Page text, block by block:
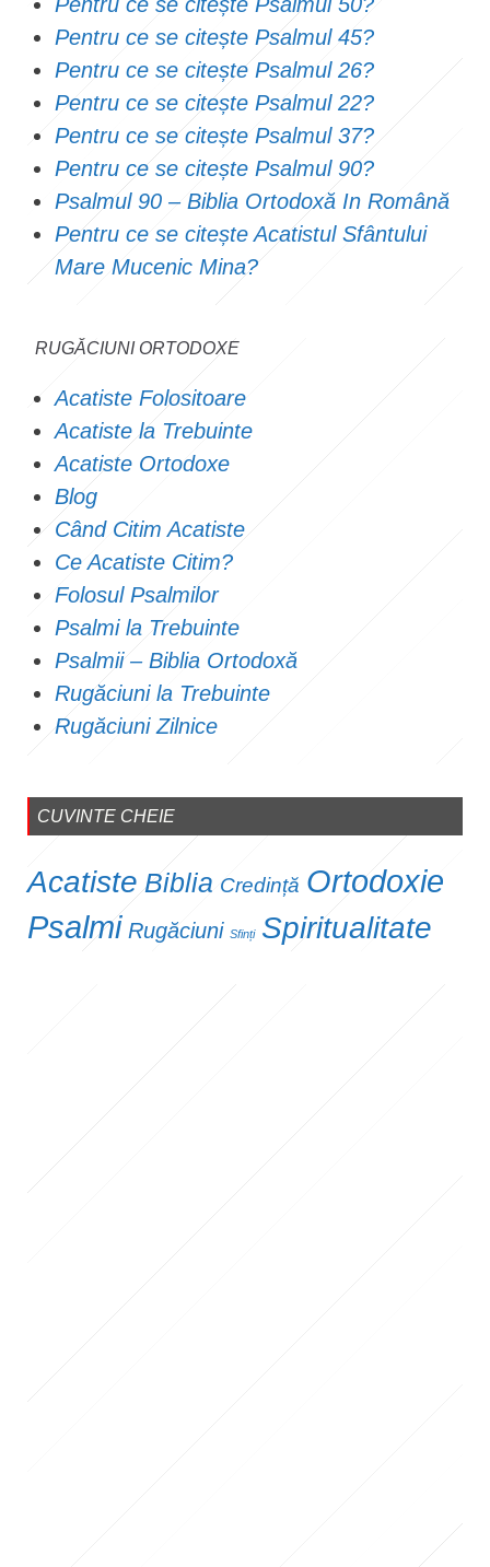
Pentru ce se citește Psalmul 45?
Pentru ce se citește Psalmul 26?
Pentru ce se citește Psalmul 22?
Pentru ce se citește Psalmul 37?
Pentru ce se citește Psalmul 90?
Psalmul 90 – Biblia Ortodoxă In Română
Pentru ce se citește Acatistul Sfântului
Mare Mucenic Mina?
RUGĂCIUNI ORTODOXE
Acatiste Folositoare
Acatiste la Trebuinte
Acatiste Ortodoxe
Blog
Când Citim Acatiste
Ce Acatiste Citim?
Folosul Psalmilor
Psalmi la Trebuinte
Psalmii – Biblia Ortodoxă
Rugăciuni la Trebuinte
Rugăciuni Zilnice
CUVINTE CHEIE
Acatiste Biblia Credință Ortodoxie
Psalmi Rugăciuni Sfinți Spiritualitate